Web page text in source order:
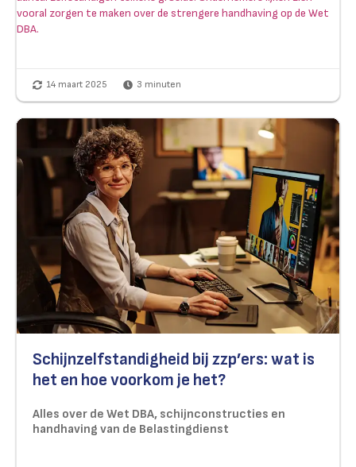
vooral zorgen te maken over de strengere handhaving op de Wet
DBA.
14 maart 2025 3 minuten
Schijnzelfstandigheid bij zzp’ers: wat is
het en hoe voorkom je het?
Alles over de Wet DBA, schijnconstructies en
handhaving van de Belastingdienst